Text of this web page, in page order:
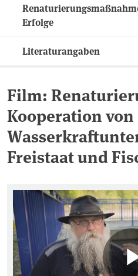
Erfolge
Literaturangaben
Film:
Kooperation von
Freistaat und